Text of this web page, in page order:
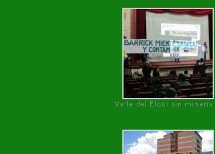
Valle del Elqui sin minería.